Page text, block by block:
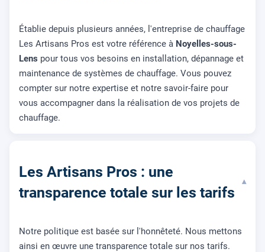
Établie depuis plusieurs années, l'entreprise de chauffage
Les Artisans Pros est votre référence à Noyelles-sous-
Lens pour tous vos besoins en installation, dépannage et
maintenance de systèmes de chauffage. Vous pouvez
compter sur notre expertise et notre savoir-faire pour
vous accompagner dans la réalisation de vos projets de
chauffage.
Les Artisans Pros : une
transparence totale sur les tarifs
▾
Notre politique est basée sur l'honnêteté. Nous mettons
ainsi en œuvre une transparence totale sur nos tarifs.